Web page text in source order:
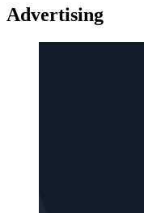
Advertising